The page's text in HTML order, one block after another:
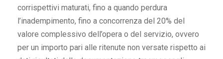
corrispettivi maturati, fino a quando perdura
l’inadempimento, fino a concorrenza del 20% del
valore complessivo dell’opera o del servizio, ovvero
per un importo pari alle ritenute non versate rispetto ai